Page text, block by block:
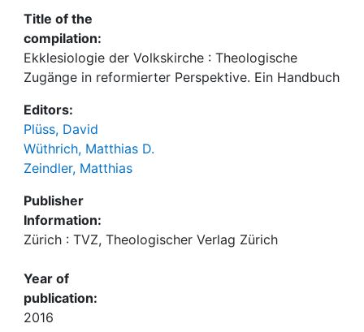
Title of the
compilation:
Ekklesiologie der Volkskirche : Theologische
Zugänge in reformierter Perspektive. Ein Handbuch
Editors:
Plüss, David
Wüthrich, Matthias D.
Zeindler, Matthias
Publisher
Information:
Zürich : TVZ, Theologischer Verlag Zürich
Year of
publication:
2016